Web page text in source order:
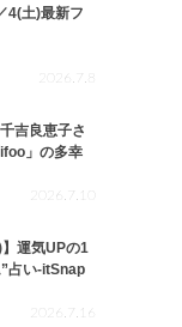
4(土)最新フ
2026.7.8
吉良恵子さ
」の多幸
2026.7.10
】運気UPの1
占い-itSnap
2026.7.16